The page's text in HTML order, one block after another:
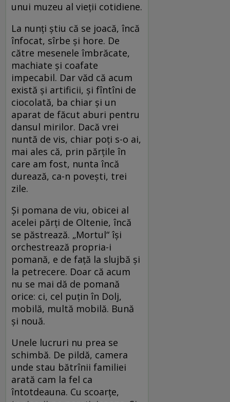
unui muzeu al vieții cotidiene.
La nunți știu că se joacă, încă
înfocat, sîrbe și hore. De
către mesenele îmbrăcate,
machiate și coafate
impecabil. Dar văd că acum
există și artificii, și fîntîni de
ciocolată, ba chiar și un
aparat de făcut aburi pentru
dansul mirilor. Dacă vrei
nuntă de vis, chiar poți s-o ai,
mai ales că, prin părțile în
care am fost, nunta încă
durează, ca-n povești, trei
zile.
Și pomana de viu, obicei al
acelei părți de Oltenie, încă
se păstrează. „Mortul“ își
orchestrează propria-i
pomană, e de față la slujbă și
la petrecere. Doar că acum
nu se mai dă de pomană
orice: ci, cel puțin în Dolj,
mobilă, multă mobilă. Bună
și nouă.
Unele lucruri nu prea se
schimbă. De pildă, camera
unde stau bătrînii familiei
arată cam la fel ca
întotdeauna. Cu scoarțe,